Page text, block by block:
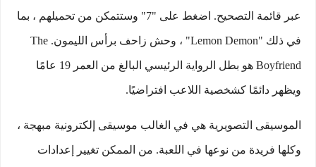
عبر قائمة التصحيح. اضغط على "7" وستتمكن من تحميلهم ، بما
في ذلك "Lemon Demon" ، وحش زاحف برأس الليمون. The
Boyfriend هو بطل الرواية الرئيسي البالغ من العمر 19 عامًا
ويظهر دائمًا كشخصية اللاعب افتراضيًا.
الموسيقى التصويرية هي في الغالب موسيقى إلكترونية مبهجة ،
وكلها فريدة من نوعها في اللعبة. من الممكن تغيير إعدادات